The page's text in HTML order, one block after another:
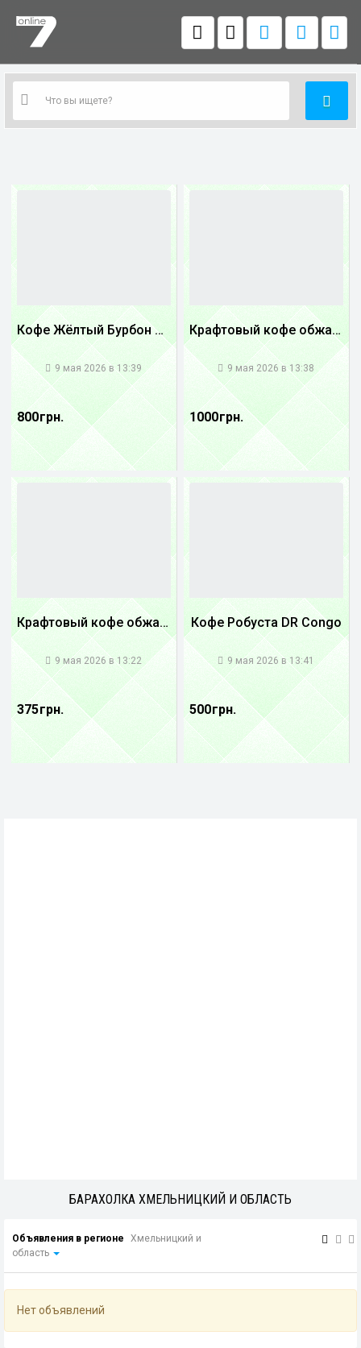
Кофе Жёлтый Бурбон Бразилия
9 мая 2026 в 13:39
800 грн.
Крафтовый кофе обжареный Танзания
9 мая 2026 в 13:38
1000 грн.
Крафтовый кофе обжареный купаж арабики 5...
9 мая 2026 в 13:22
375 грн.
Кофе Робуста DR Congo
9 мая 2026 в 13:41
500 грн.
БАРАХОЛКА ХМЕЛЬНИЦКИЙ И ОБЛАСТЬ
Объявления в регионе
Хмельницкий и
область
Нет объявлений